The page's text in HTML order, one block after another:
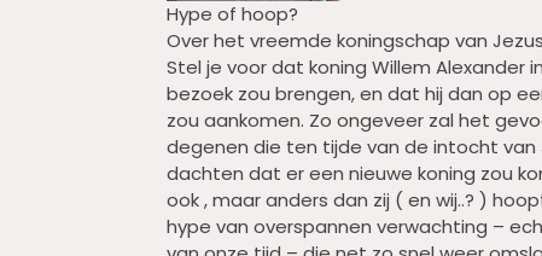
Hype of hoop?
Over het vreemde koningschap van
Stel je voor dat koning Willem Alexander
bezoek zou brengen, en dat hij dan op
zou aankomen. Zo ongeveer zal het
degenen die ten tijde van de intocht van
dachten dat er een nieuwe koning zou
ook , maar anders dan zij ( en wij..? )
hype van overspannen verwachting –